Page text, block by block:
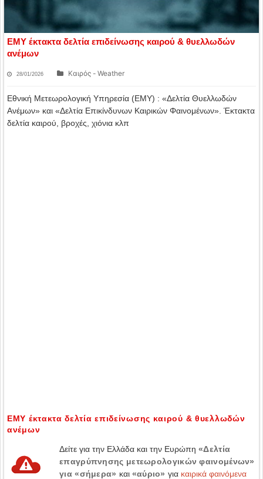
ΕΜΥ έκτακτα δελτία επιδείνωσης καιρού & θυελλωδών
ανέμων
28/01/2026 Καιρός - Weather
Εθνική Μετεωρολογική Υπηρεσία (ΕΜΥ) : «Δελτία Θυελλωδών
Ανέμων» και «Δελτία Επικίνδυνων Καιρικών Φαινομένων». Έκτακτα
δελτία καιρού, βροχές, χιόνια κλπ
ΕΜΥ έκτακτα δελτία επιδείνωσης καιρού & θυελλωδών
ανέμων
Δείτε για την Ελλάδα και την Ευρώπη «Δελτία
επαγρύπνησης μετεωρολογικών φαινομένων»
για «σήμερα» και «αύριο» για καιρικά φαινόμενα